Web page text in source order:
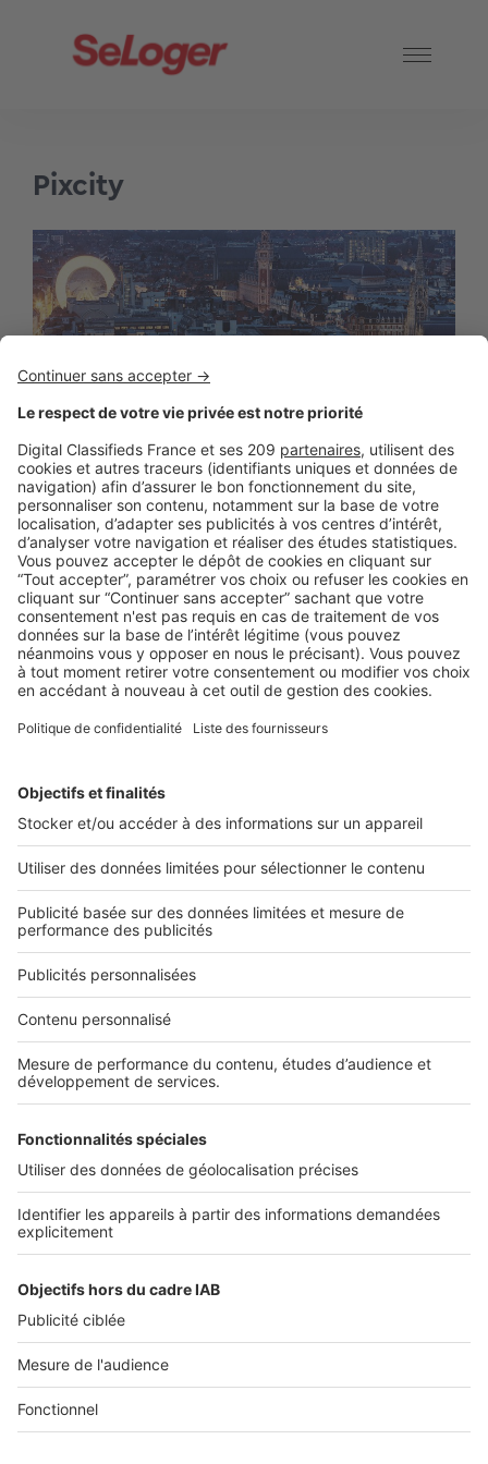
Pixcity
LE MARCHÉ
Lille, la tendance des prix immobiliers
reste incertaine
Au carrefour entre Bruxelles, Paris et Londres, Lille fait valoir
son statut de capitale du Nord. Zoom ...
2 rue des Italiens 75009 Paris
01 53 38 80 00
Nos solutions pro
Actualités pro
Nous contacter
Connexion à My SeLoger Pro
Espace Presse